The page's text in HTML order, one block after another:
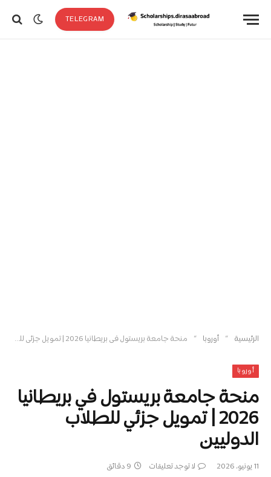
TELEGRAM
الرئيسية » أوروبا » منحة جامعة بريستول في بريطانيا 2026 | تمويل جزئي للطلاب الدوليين
أوروبا
منحة جامعة بريستول في بريطانيا
2026 | تمويل جزئي للطلاب
الدوليين
11 يونيو، 2026 لا توجد تعليقات 9 دقائق